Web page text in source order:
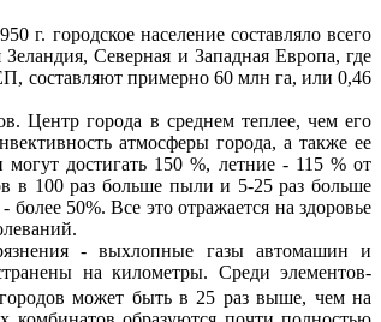
г. городское население составляло всего
Северная и Западная Европа, где
составляют примерно 60 млн га, или 0,46
Центр города в среднем теплее, чем его
атмосферы города, а также ее
могут достигать 150 %, летние - 115 % от
в 100 раз больше пыли и 5-25 раз больше
50%. Все это отражается на здоровье
- выхлопные газы автомашин и
на километры. Среди элементов-
может быть в 25 раз выше, чем на